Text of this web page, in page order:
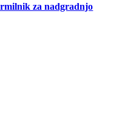
za nadgradnjo